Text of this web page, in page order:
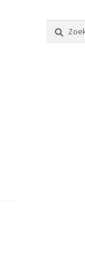
Zoeken
naar: